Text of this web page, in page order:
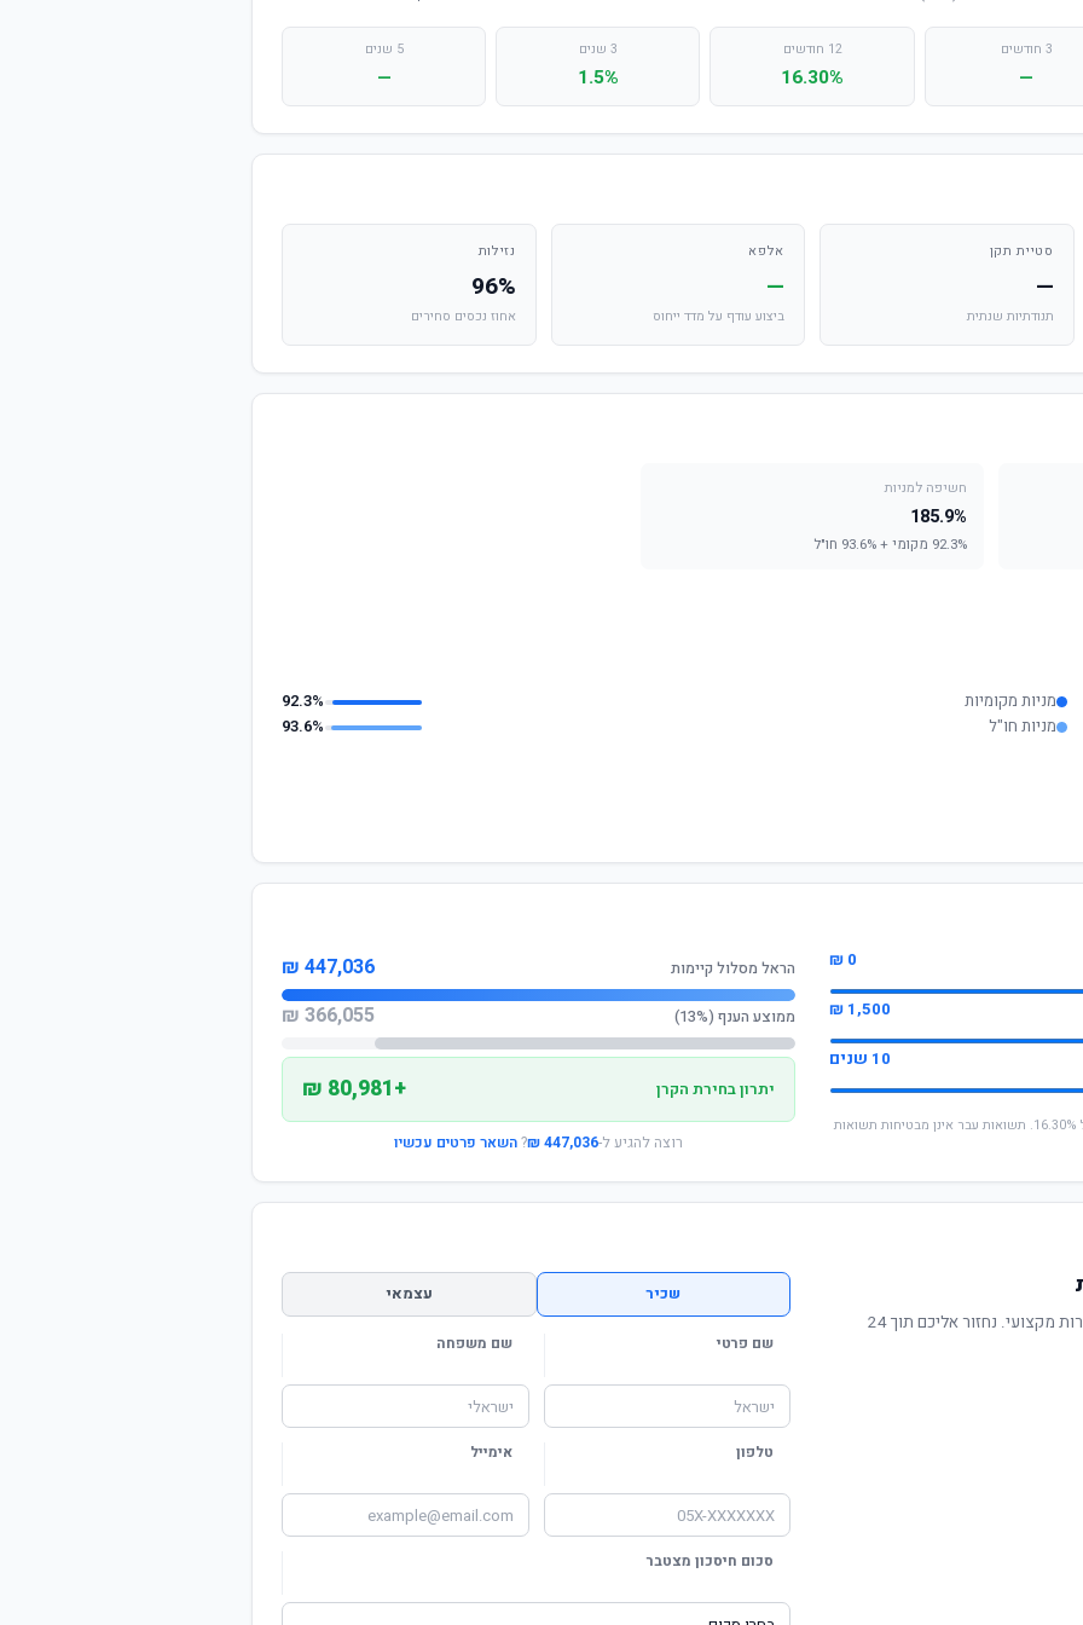
3 חודשים
—
12 חודשים
16.30%
3 שנים
1.5%
5 שנים
—
סטיית תקן
—
תנודתיות שנתית
אלפא
—
ביצוע עודף על מדד ייחוס
נזילות
96%
אחוז נכסים סחירים
חשיפה למניות
185.9%
92.3% מקומי + 93.6% חו"ל
מניות מקומיות
92.3%
מניות חו"ל
93.6%
0 ₪
1,500 ₪
10 שנים
* החישוב מבוסס על תשואה שנתית ממוצעת של 16.30%. תשואות עבר אינן מבטיחות תשואות
הראל מסלול קיימות 447,036 ₪
ממוצע הענף (13%) 366,055 ₪
יתרון בחירת הקרן +80,981 ₪
רוצה להגיע ל-447,036 ₪
?השאר פרטים עכשיו
תשואה מוכחת, דמי ניהול תחרותיים ושירות מקצועי. נחזור אליכם תוך 24
שכיר עצמאי
שם פרטי שם משפחה
טלפון אימייל
סכום חיסכון מצטבר